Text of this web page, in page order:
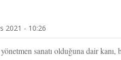
2021 - 10:26
sanatı olduğuna dair